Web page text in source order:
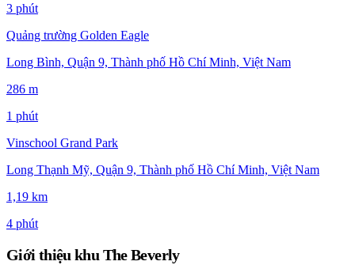
3 phút
Quảng trường Golden Eagle
Long Bình, Quận 9, Thành phố Hồ Chí Minh, Việt Nam
286 m
1 phút
Vinschool Grand Park
Long Thạnh Mỹ, Quận 9, Thành phố Hồ Chí Minh, Việt Nam
1,19 km
4 phút
Giới thiệu khu The Beverly